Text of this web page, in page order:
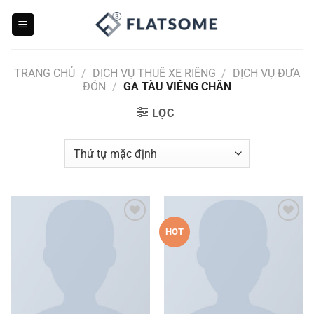
TRANG CHỦ / DỊCH VỤ THUÊ XE RIÊNG / DỊCH VỤ ĐƯA
ĐÓN / GA TÀU VIÊNG CHĂN
LỌC
HOT